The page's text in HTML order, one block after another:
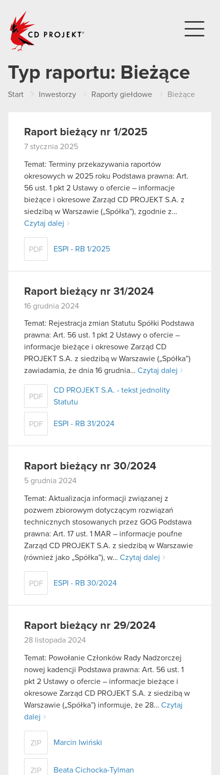
Typ raportu: Bieżące
Start Inwestorzy Raporty giełdowe Bieżące
Raport bieżący nr 1/2025
7 stycznia 2025
Temat: Terminy przekazywania raportów
okresowych w 2025 roku Podstawa prawna: Art.
56 ust. 1 pkt 2 Ustawy o ofercie – informacje
bieżące i okresowe Zarząd CD PROJEKT S.A. z
siedzibą w Warszawie („Spółka”), zgodnie z…
Czytaj dalej
PDF ESPI - RB 1/2025
Raport bieżący nr 31/2024
16 grudnia 2024
Temat: Rejestracja zmian Statutu Spółki Podstawa
prawna: Art. 56 ust. 1 pkt 2 Ustawy o ofercie –
informacje bieżące i okresowe Zarząd CD
PROJEKT S.A. z siedzibą w Warszawie („Spółka”)
zawiadamia, że dnia 16 grudnia… Czytaj dalej
PDF
CD PROJEKT S.A. - tekst jednolity
Statutu
PDF ESPI - RB 31/2024
Raport bieżący nr 30/2024
5 grudnia 2024
Temat: Aktualizacja informacji związanej z
pozwem zbiorowym dotyczącym rozwiązań
technicznych stosowanych przez GOG Podstawa
prawna: Art. 17 ust. 1 MAR – informacje poufne
Zarząd CD PROJEKT S.A. z siedzibą w Warszawie
(również jako „Spółka”), w… Czytaj dalej
PDF ESPI - RB 30/2024
Raport bieżący nr 29/2024
28 listopada 2024
Temat: Powołanie Członków Rady Nadzorczej
nowej kadencji Podstawa prawna: Art. 56 ust. 1
pkt 2 Ustawy o ofercie – informacje bieżące i
okresowe Zarząd CD PROJEKT S.A. z siedzibą w
Warszawie („Spółka”) informuje, że 28… Czytaj
dalej
ZIP Marcin Iwiński
ZIP Beata Cichocka-Tylman